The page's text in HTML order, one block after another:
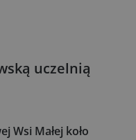
uczelnią
Wsi Małej koło